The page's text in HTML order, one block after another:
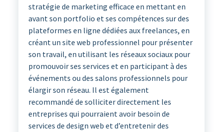
stratégie de marketing efficace en mettant en
avant son portfolio et ses compétences sur des
plateformes en ligne dédiées aux freelances, en
créant un site web professionnel pour présenter
son travail, en utilisant les réseaux sociaux pour
promouvoir ses services et en participant à des
événements ou des salons professionnels pour
élargir son réseau. Il est également
recommandé de solliciter directement les
entreprises qui pourraient avoir besoin de
services de design web et d’entretenir des